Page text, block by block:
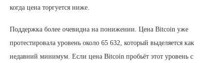
когда цена торгуется ниже.
Поддержка более очевидна на понижении. Цена Bitcoin уже
протестировала уровень около 65 632, который выделяется как
недавний минимум. Если цена Bitcoin пробьёт этот уровень с